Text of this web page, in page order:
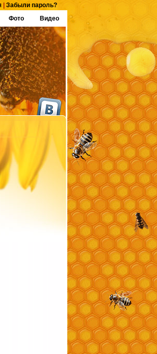
Забыли пароль?
Фото Видео